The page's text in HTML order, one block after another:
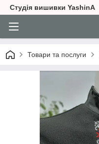
Студія вишивки YashinA
Товари та послуги